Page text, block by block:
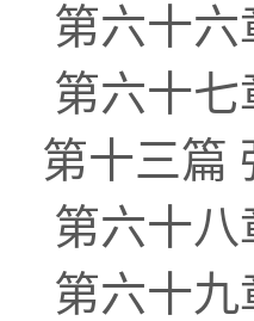
第六十
第六十
第十三篇
第六十
第六十